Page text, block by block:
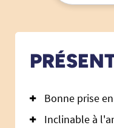
Bonne prise
Inclinable à